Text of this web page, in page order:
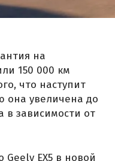
на
150 000 км
что наступит
она увеличена до
в зависимости от
EX5 в новой